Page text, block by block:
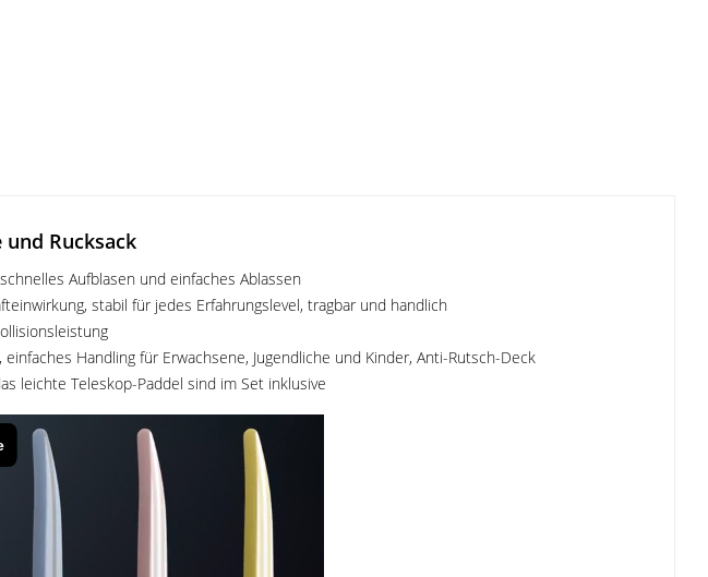
Rucksack
Aufblasen und einfaches Ablassen
stabil für jedes Erfahrungslevel, tragbar und handlich
Handling für Erwachsene, Jugendliche und Kinder, Anti-Rutsch-Deck
leichte Teleskop-Paddel sind im Set inklusive